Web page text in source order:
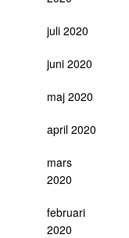
juli 2020
juni 2020
maj 2020
april 2020
mars
2020
februari
2020